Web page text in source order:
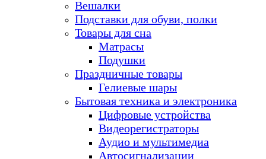
Вешалки
Подставки для обуви, полки
Товары для сна
Матрасы
Подушки
Праздничные товары
Гелиевые шары
Бытовая техника и электроника
Цифровые устройства
Видеорегистраторы
Аудио и мультимедиа
Автосигнализации